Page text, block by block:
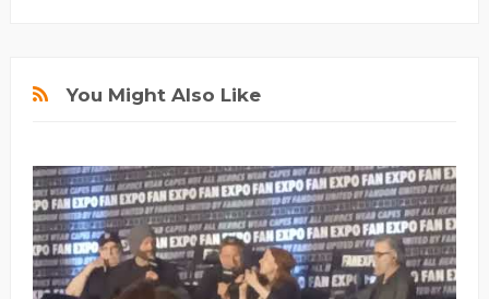
You Might Also Like